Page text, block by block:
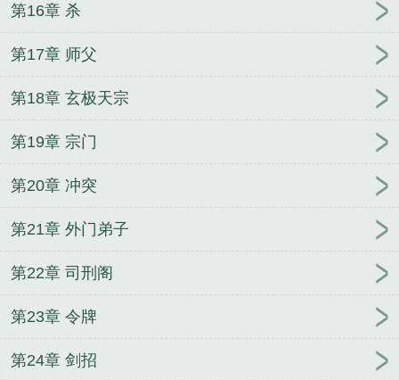
第16章 杀
第17章 师父
第18章 玄极天宗
第19章 宗门
第20章 冲突
第21章 外门弟子
第22章 司刑阁
第23章 令牌
第24章 剑招